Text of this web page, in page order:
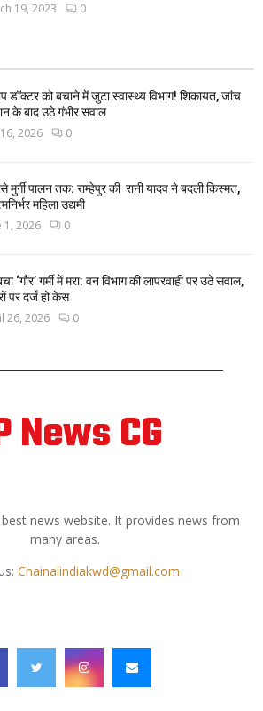
19, 2023 0
डॉक्टर को बचाने में जुटा स्वास्थ्य विभाग! शिकायत, जांच
के बाद उठे गंभीर सवाल
2026 0
मुर्गी पालन तक: राम्हेपुर की रानी यादव ने बदली किस्मत,
महिला उद्यमी
1, 2026 0
‘गौर’ गर्मी में मरा: वन विभाग की लापरवाही पर उठे सवाल,
पर दर्ज हो केस
26, 2026 0
News CG
news website. It provides news from
many areas.
Chainalindiakwd@gmail.com